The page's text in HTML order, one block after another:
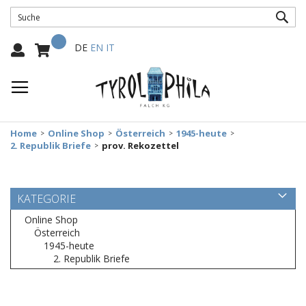
Mein Warenkorb
Select
DE EN IT
Home Online Shop Österreich
1945-heute
2. Republik Briefe
prov. Rekozettel
KATEGORIE
Online Shop
Österreich
1945-heute
2. Republik Briefe